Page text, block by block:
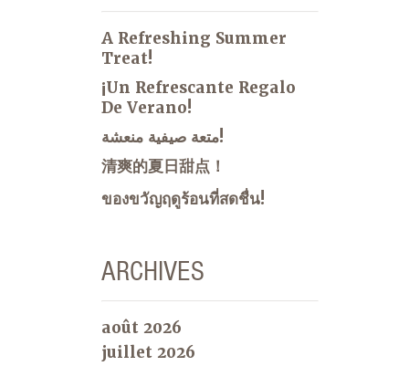
A Refreshing Summer
Treat!
¡Un Refrescante Regalo
De Verano!
متعة صيفية منعشة!
清爽的夏日甜点！
ของขวัญฤดูร้อนที่สดชื่น!
ARCHIVES
août 2026
juillet 2026